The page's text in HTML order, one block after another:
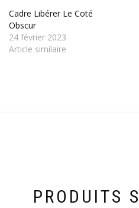
Cadre Libérer Le Coté
Obscur
24 février 2023
Article similaire
PRODUITS